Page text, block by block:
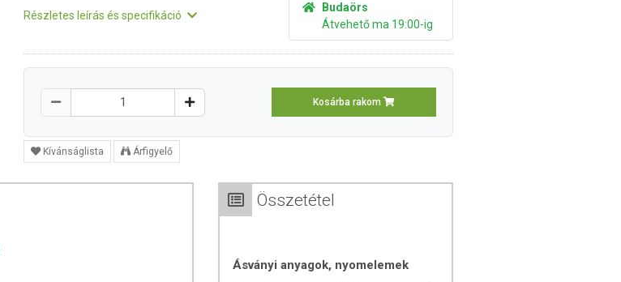
Részletes leírás és specifikáció
Budaörs
Átvehető ma 19:00-ig
Kosárba rakom
Kívánságlista Árfigyelő
Összetétel
Ásványi anyagok, nyomelemek